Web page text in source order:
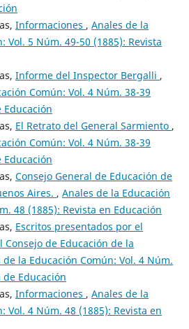
Informaciones , Anales de la
Vol. 5 Núm. 49-50 (1885): Revista
Informe del Inspector Bergalli ,
Común: Vol. 4 Núm. 38-39
Educación
El Retrato del General Sarmiento ,
Común: Vol. 4 Núm. 38-39
Educación
Consejo General de Educación de
Aires. , Anales de la Educación
48 (1885): Revista en Educación
Escritos presentados por el
de Educación de la
de la Educación Común: Vol. 4 Núm.
de Educación
Informaciones , Anales de la
Vol. 4 Núm. 48 (1885): Revista en